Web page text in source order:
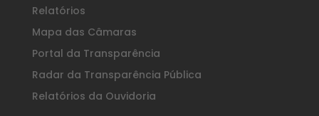
Relatórios
Mapa das Câmaras
Portal da Transparência
Radar da Transparência Pública
Relatórios da Ouvidoria